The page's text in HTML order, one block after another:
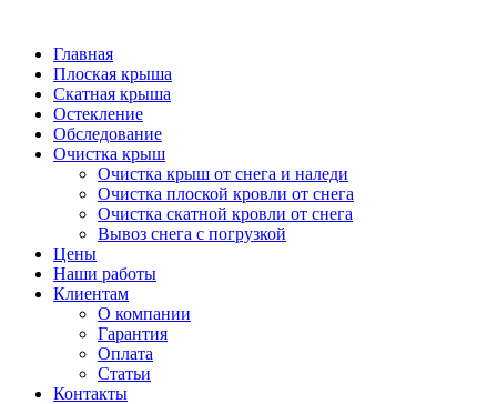
Главная
Плоская крыша
Скатная крыша
Остекление
Обследование
Очистĸа крыш
Очистка крыш от снега и наледи
Очистка плоской кровли от снега
Очистка скатной кровли от снега
Вывоз снега с погрузкой
Цены
Наши работы
Клиентам
О компании
Гарантия
Оплата
Статьи
Контакты